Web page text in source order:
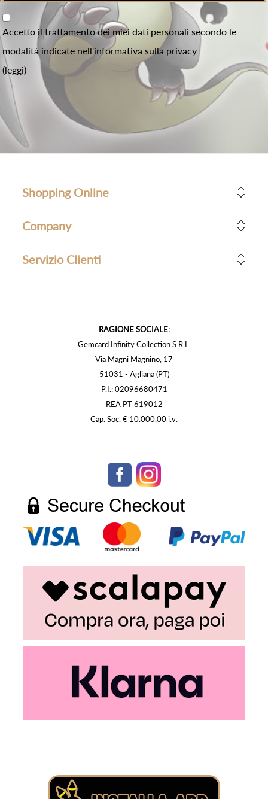
Accetto il trattamento dei miei dati personali secondo le
modalità indicate nell'informativa sulla privacy
(leggi)
Shopping Online
Company
Servizio Clienti
RAGIONE SOCIALE:
Gemcard Infinity Collection S.R.L.
Via Magni Magnino, 17
51031 - Agliana (PT)
P.I.: 02096680471
REA PT 619012
Cap. Soc. € 10.000,00 i.v.